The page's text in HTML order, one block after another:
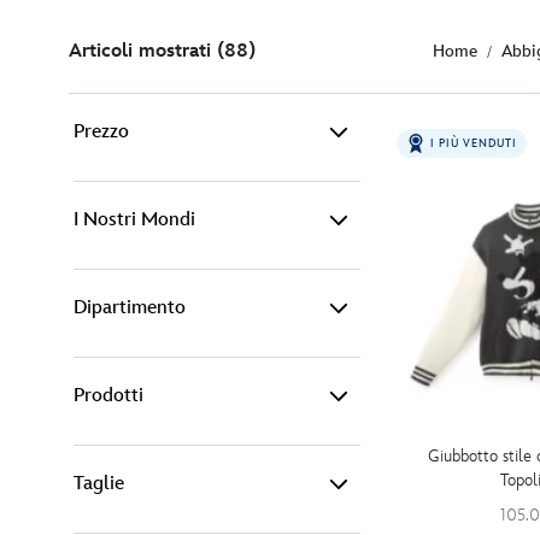
Articoli mostrati (88) Home
Prezzo
15€ - 25€ (12)
50€ - 100€ (26)
100€ - 1,000€ (6)
I Nostri Mondi
Disney (46)
Pixar (11)
Dipartimento
Moda Adulti (83)
Prodotti
Accessori moda (2)
Taglie
I PIÙ VENDUTI
Giubbotto stile